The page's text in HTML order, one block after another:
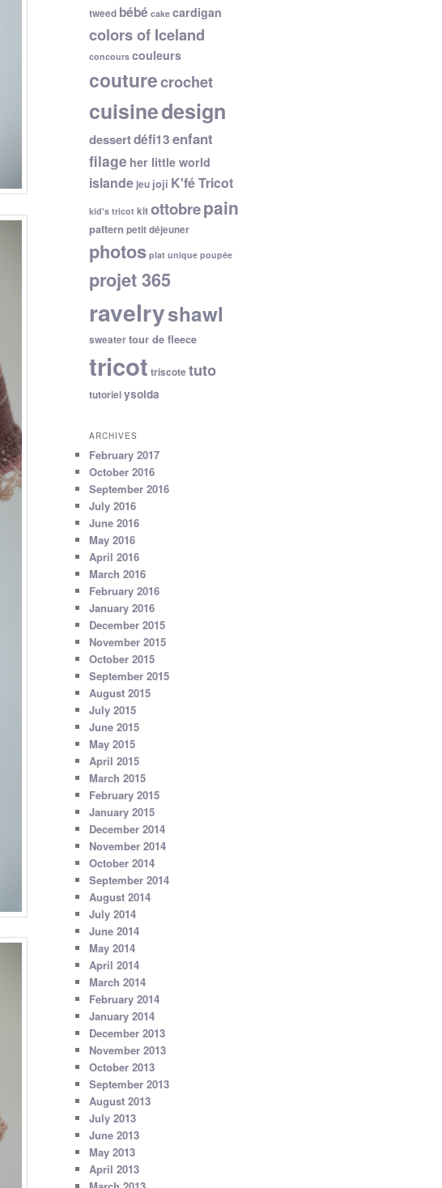
tweed bébé cake cardigan
colors of Iceland
concours couleurs
couturecrochet
cuisinedesign
dessertdéfi13enfant
filage her little world
islande jeu joji K'fé Tricot
kid's tricot kitottobrepain
pattern petit déjeuner
photos plat unique poupée
projet 365
ravelryshawl
sweatertour de fleece
tricot triscote tuto
tutorielysolda
ARCHIVES
February 2017
October 2016
September 2016
July 2016
June 2016
May 2016
April 2016
March 2016
February 2016
January 2016
December 2015
November 2015
October 2015
September 2015
August 2015
July 2015
June 2015
May 2015
April 2015
March 2015
February 2015
January 2015
December 2014
November 2014
October 2014
September 2014
August 2014
July 2014
June 2014
May 2014
April 2014
March 2014
February 2014
January 2014
December 2013
November 2013
October 2013
September 2013
August 2013
July 2013
June 2013
May 2013
April 2013